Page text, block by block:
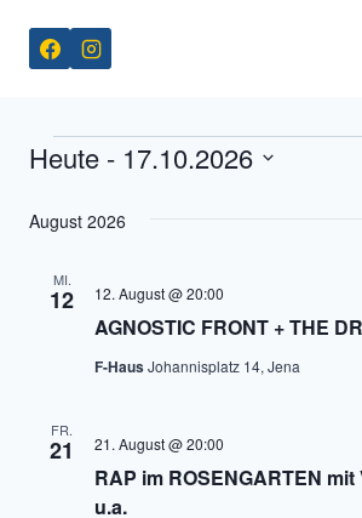
Inhalt
Veranstaltungen
Heute - 17.10.2026
wählen.
August 2026
MI.
12
AGNOSTIC FRONT + THE
12. August @ 20:00
F-HausJohannisplatz 14, Jena
FR.
21
RAP im ROSENGARTEN mit
u.a.
21. August @ 20:00